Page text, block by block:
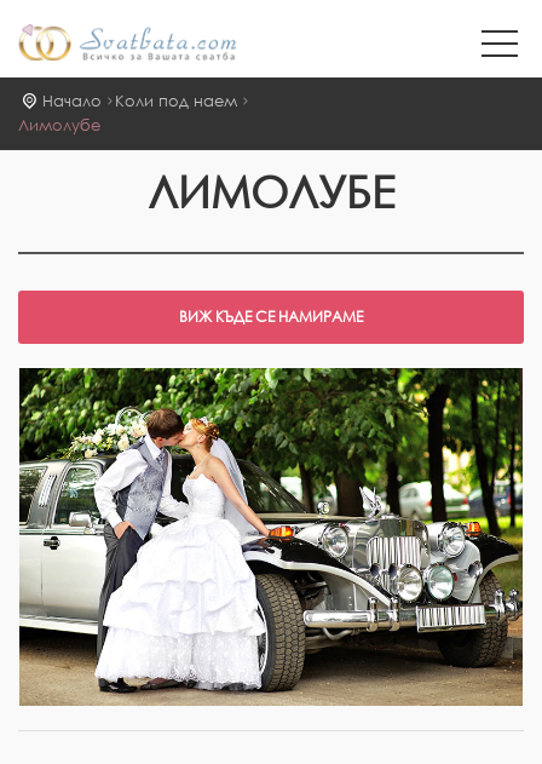
Начало
Коли под наем
Лимолубе
ЛИМОЛУБЕ